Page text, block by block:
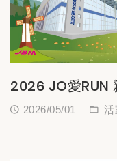
2026 JO愛RUN
2026/05/01 活